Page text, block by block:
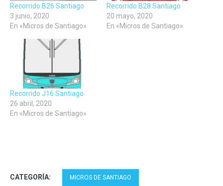
Recorrido B26 Santiago
3 junio, 2020
En «Micros de Santiago»
Recorrido B28 Santiago
20 mayo, 2020
En «Micros de Santiago»
Recorrido J16 Santiago
26 abril, 2020
En «Micros de Santiago»
CATEGORÍA: MICROS DE SANTIAGO